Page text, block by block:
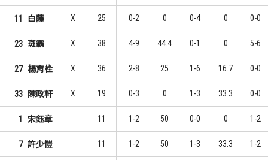
1 石博恩 14
2 簡祐哲 7
3 4
1 劉人豪 4
2 石博恩 3
2 3
11 白薩 X 25 0-2 0 0-4 0 0-0
23 斑霸 X 38 4-9 44.4 0-1 0 5-6
27 楊育栓 X 36 2-8 25 1-6 16.7 0-0
33 陳政軒 X 19 0-3 0 1-3 33.3 0-0
1 宋鈺章 11 1-2 50 0-0 0 1-2
7 許少愷 11 1-2 50 1-3 33.3 1-2